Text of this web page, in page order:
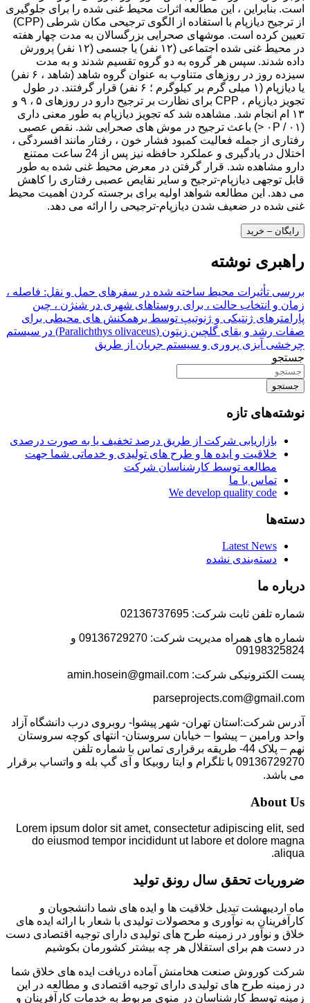
است. بنابراین ، این مطالعه اثرات محیط غنی شده را برای جلوگیری
از ترجیح دیازپام با استفاده از الگوی ترجیحی مکان شرطی (CPP)
تعیین کرده است. موشهای صحرایی بزرگسالان به مدت چهار هفته
در محیط غنی شده اجتماعی (۱۲ نفر) یا جسمی (۱۲ نفر) پرورش
داده شدند. سپس هر گروه به دو گروه تقسیم شدند و به مدت
سیزده روز در روزهای متناوب به عنوان گروه شاهد (شاهد ، ۶ نفر)
یا دیازپام (۱ میلی گرم بر کیلوگرم ؛ ۶ نفر) قرار گرفتند. در طول
تجویز دیازپام ، CPP برای نظارت بر ترجیح دارو در روزهای ۵ ، ۹ و
۱۳ ام انجام شد. مشاهده شد که تجویز دیازپام به طور معنی داری
(۰۱ / ۰P <) باعث ترجیح در موش های صحرایی شد. نقص عصبی
رفتاری از جمله فعالیت کمبود فشار خون ، رفتار مانند افسردگی ،
اختلال در یادگیری و عملکرد حافظه نیز پس از 24 ساعت ممتنع
دارو مشاهده شد. قرار گرفتن در معرض محیط غنی شده به طور
قابل توجهی دیازپام-ترجیح و سایر نقایص عصبی رفتاری را کاهش
می دهد. این مطالعه شواهد اولیه برای برجسته کردن اهمیت محیط
غنی شده در ضعیف شدن دیازپام-ترجیحی را ارائه می دهد.
رایگان – خرید
راهبری نوشته
بررسی تأثیرات محیط ساخته شده در سفرهای حمل و نقل: فاصله ،
زمان و انتخاب حالت ، برای روستاهای شهری در شنژن ، چین
پارامترهای ژنتیکی و ژنوتیپ توسط برهمکنش های محیطی برای
صفات رشد و بقای گلچین زیتون (Paralichthys olivaceus) در سیستم
چرخشی آبزی پروری و سیستم جریان از طریق
جستجو
جستجو
نوشته‌های تازه
بازاریابی شرکت از طریق درصد تخفیف یا به صورت درصدی
خلاقیت و ایده ها و طرح های تولیدی و خدماتی شما جهت
مطالعه توسط کارشناسان شرکت
تماس با ما
We develop quality code
دسته‌ها
Latest News
دسته‌بندی نشده
درباره ما
شماره تلفن ثابت شرکت: 02136737695
شماره های همراه مدیریت شرکت: 09136729270 و
09198325824
پست الکترونیکی شرکت: amin.hosein@gmail.com
parseprojects.com@gmail.com
آدرس شرکت:استان تهران- شهر پیشوا- روبروی درب دانشگاه آزاد
واحد ورامین – پیشوا – خیابان سروستان- انتهای کوچه سروستان
نهم – پلاک 44- طریقه برقراری تماس با شماره تلفن
09136729270 با تلگرام و ایتا روبیکا و آی گپ بله و واتساپ برقرار
می باشد.
About Us
Lorem ipsum dolor sit amet, consectetur adipiscing elit, sed
do eiusmod tempor incididunt ut labore et dolore magna
aliqua.
ضروریات تحقق سال رونق تولید
ماه اردیبهشت تبدیل خلاقیت ها و ایده های شما دانشجویان و
کارآفرینان به نوآوری و محصولات تولیدی با شعار با ارائه ایده های
خلاق و نوآور در زمینه طرح های تولیدی دارای توجیه اقتصادی دست
در دست هم برای استقلال هر چه بیشتر کشورمان بکوشیم
شرکت کوروش صنعت هخامنش آماده دریافت ایده های خلاق شما
در زمینه طرح های تولیدی دارای توجیه اقتصادی و مطالعه در این
زمینه توسط کارشناسان در منوی مربوط به خدمات کارآفرینان و